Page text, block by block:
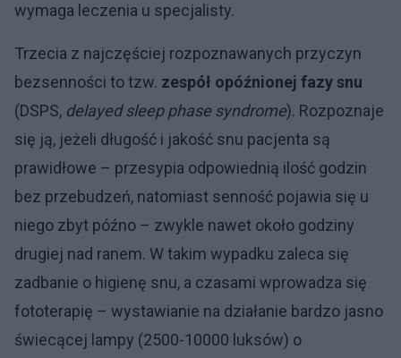
wymaga leczenia u specjalisty.
Trzecia z najczęściej rozpoznawanych przyczyn
bezsenności to tzw. zespół opóźnionej fazy snu
(DSPS, delayed sleep phase syndrome). Rozpoznaje
się ją, jeżeli długość i jakość snu pacjenta są
prawidłowe – przesypia odpowiednią ilość godzin
bez przebudzeń, natomiast senność pojawia się u
niego zbyt późno – zwykle nawet około godziny
drugiej nad ranem. W takim wypadku zaleca się
zadbanie o higienę snu, a czasami wprowadza się
fototerapię – wystawianie na działanie bardzo jasno
świecącej lampy (2500-10000 luksów) o